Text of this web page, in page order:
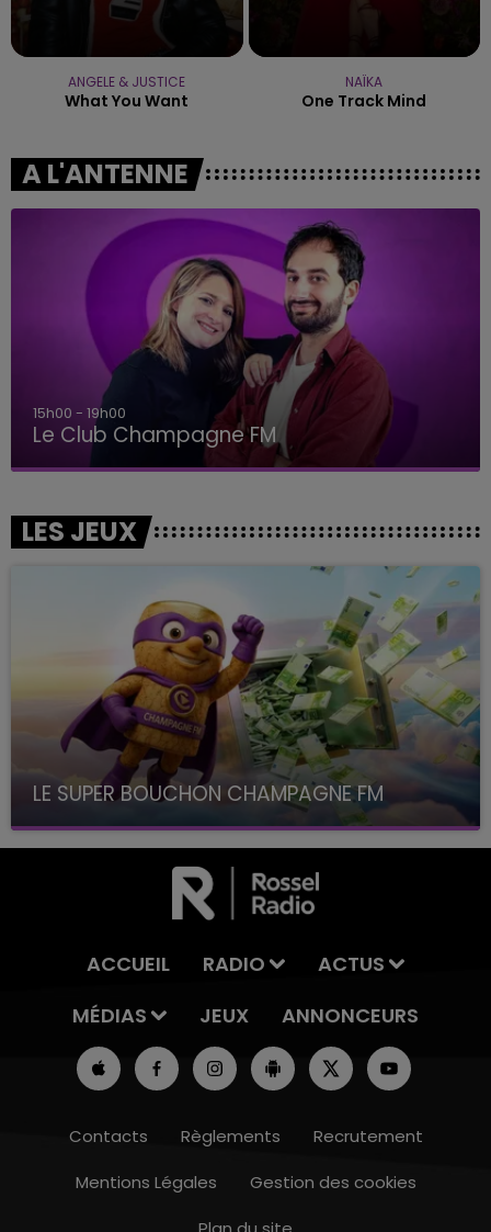
ANGELE & JUSTICE
What You Want
NAÏKA
One Track Mind
A L'ANTENNE
15h00 - 19h00
Le Club Champagne FM
LES JEUX
LE SUPER BOUCHON CHAMPAGNE FM
avec La Famille Champagne FM, à 8H10
ACCUEIL RADIO
ACTUS
MÉDIAS
JEUX ANNONCEURS
Contacts Règlements
Recrutement
Mentions Légales
Gestion des cookies